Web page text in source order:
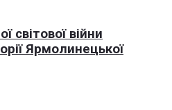
світової війни
Ярмолинецької